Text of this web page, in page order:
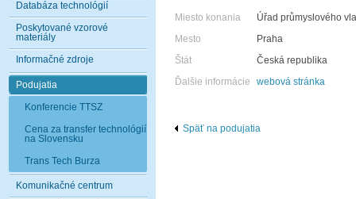
Databáza technológií
Poskytované vzorové
materiály
Informačné zdroje
Podujatia
Konferencie TTSZ
Cena za transfer technológií
na Slovensku
Trans Tech Burza
Komunikačné centrum
Miesto konania
Úřad průmyslového
Mesto
Praha
Štát
Česká republika
Ďalšie informácie
webová stránka
Späť na podujatia